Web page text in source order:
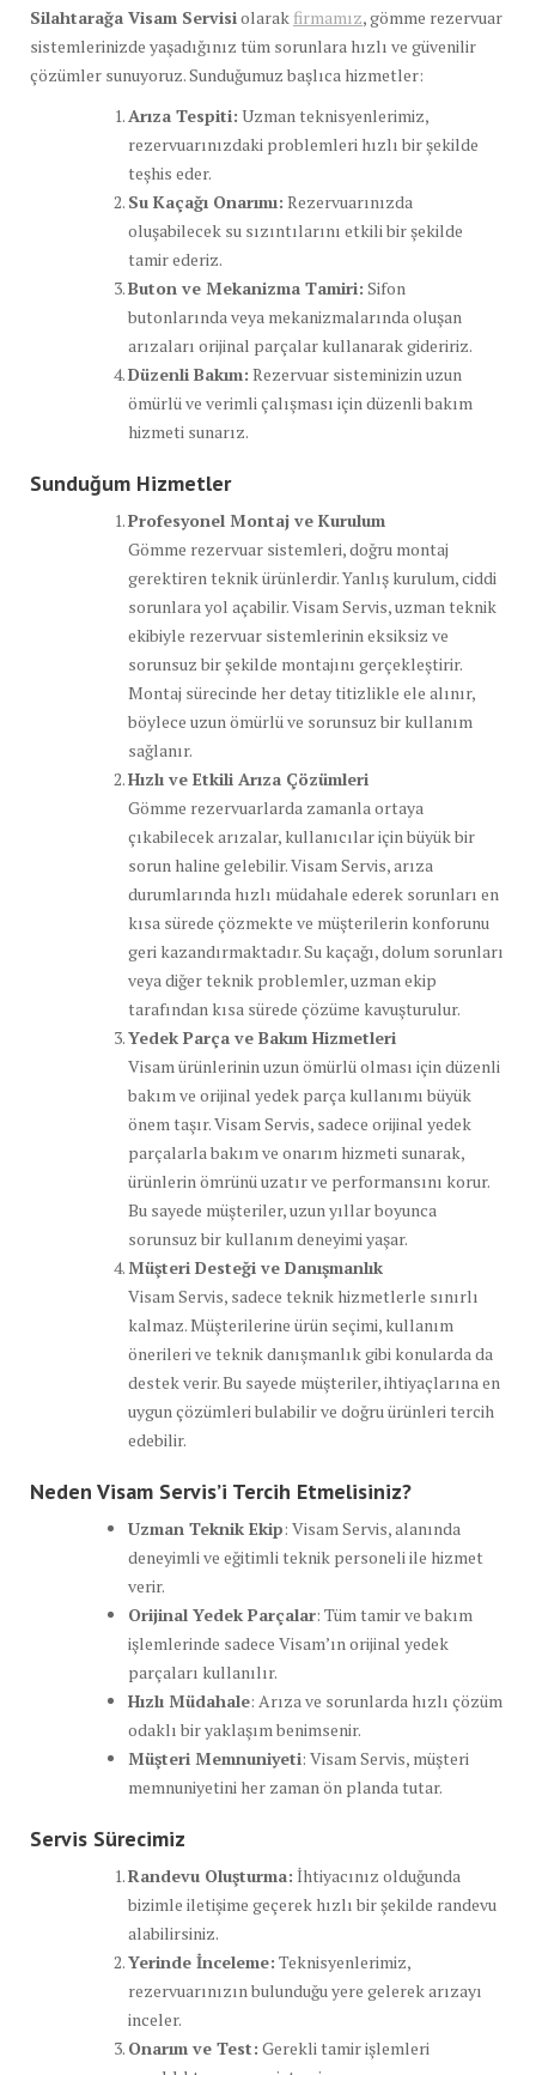
Silahtarağa Visam Servisiolarak firmamız, gömme rezervuar
sistemlerinizde yaşadığınız tüm sorunlara hızlı ve güvenilir
çözümler sunuyoruz. Sunduğumuz başlıca hizmetler:
Arıza Tespiti: Uzman teknisyenlerimiz,
rezervuarınızdaki problemleri hızlı bir şekilde
teşhis eder.
Su Kaçağı Onarımı: Rezervuarınızda
oluşabilecek su sızıntılarını etkili bir şekilde
tamir ederiz.
Buton ve Mekanizma Tamiri: Sifon
butonlarında veya mekanizmalarında oluşan
arızaları orijinal parçalar kullanarak gideririz.
Düzenli Bakım: Rezervuar sisteminizin uzun
ömürlü ve verimli çalışması için düzenli bakım
hizmeti sunarız.
Sunduğum Hizmetler
Profesyonel Montaj ve Kurulum
Gömme rezervuar sistemleri, doğru montaj
gerektiren teknik ürünlerdir. Yanlış kurulum, ciddi
sorunlara yol açabilir. Visam Servis, uzman teknik
ekibiyle rezervuar sistemlerinin eksiksiz ve
sorunsuz bir şekilde montajını gerçekleştirir.
Montaj sürecinde her detay titizlikle ele alınır,
böylece uzun ömürlü ve sorunsuz bir kullanım
sağlanır.
Hızlı ve Etkili Arıza Çözümleri
Gömme rezervuarlarda zamanla ortaya
çıkabilecek arızalar, kullanıcılar için büyük bir
sorun haline gelebilir. Visam Servis, arıza
durumlarında hızlı müdahale ederek sorunları en
kısa sürede çözmekte ve müşterilerin konforunu
geri kazandırmaktadır. Su kaçağı, dolum sorunları
veya diğer teknik problemler, uzman ekip
tarafından kısa sürede çözüme kavuşturulur.
Yedek Parça ve Bakım Hizmetleri
Visam ürünlerinin uzun ömürlü olması için düzenli
bakım ve orijinal yedek parça kullanımı büyük
önem taşır. Visam Servis, sadece orijinal yedek
parçalarla bakım ve onarım hizmeti sunarak,
ürünlerin ömrünü uzatır ve performansını korur.
Bu sayede müşteriler, uzun yıllar boyunca
sorunsuz bir kullanım deneyimi yaşar.
Müşteri Desteği ve Danışmanlık
Visam Servis, sadece teknik hizmetlerle sınırlı
kalmaz. Müşterilerine ürün seçimi, kullanım
önerileri ve teknik danışmanlık gibi konularda da
destek verir. Bu sayede müşteriler, ihtiyaçlarına en
uygun çözümleri bulabilir ve doğru ürünleri tercih
edebilir.
Neden Visam Servis’i Tercih Etmelisiniz?
Uzman Teknik Ekip: Visam Servis, alanında
deneyimli ve eğitimli teknik personeli ile hizmet
verir.
Orijinal Yedek Parçalar: Tüm tamir ve bakım
işlemlerinde sadece Visam’ın orijinal yedek
parçaları kullanılır.
Hızlı Müdahale: Arıza ve sorunlarda hızlı çözüm
odaklı bir yaklaşım benimsenir.
Müşteri Memnuniyeti: Visam Servis, müşteri
memnuniyetini her zaman ön planda tutar.
Servis Sürecimiz
Randevu Oluşturma: İhtiyacınız olduğunda
bizimle iletişime geçerek hızlı bir şekilde randevu
alabilirsiniz.
Yerinde İnceleme: Teknisyenlerimiz,
rezervuarınızın bulunduğu yere gelerek arızayı
inceler.
Onarım ve Test: Gerekli tamir işlemleri